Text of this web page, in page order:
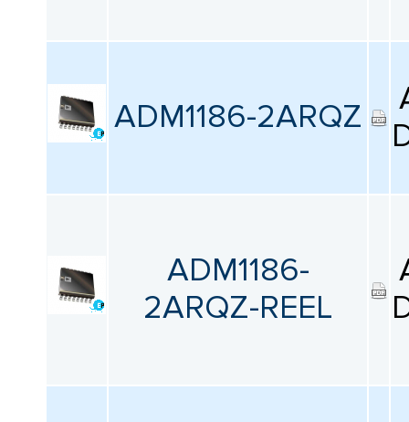
ADM1186-2ARQZ
ADM1186-
2ARQZ-REEL